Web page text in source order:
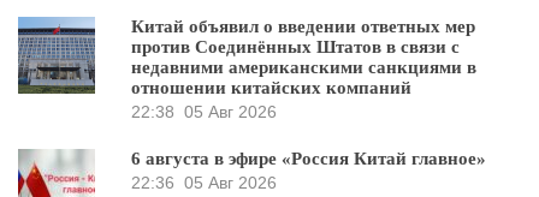
Китай объявил о введении ответных мер
против Соединённых Штатов в связи с
недавними американскими санкциями в
отношении китайских компаний
22:38 05 Авг 2026
6 августа в эфире «Россия Китай главное»
22:36 05 Авг 2026